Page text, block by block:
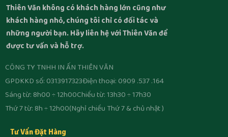
Thiên Văn không có khách hàng lớn cũng như
khách hàng nhỏ, chúng tôi chỉ có đối tác và
những người bạn. Hãy liên hệ với Thiên Văn để
được tư vấn và hỗ trợ.
CÔNG TY TNHH IN ẤN THIÊN VĂN
GPDKKD số: 0313917323Điện thoại: 0909 .537 .164
Sáng từ: 8h00 ÷ 12h00Chiều từ: 13h30 ÷ 17h30
Thứ 7 từ: 8h ÷ 12h00(Nghỉ chiều Thứ 7 & chủ nhật )
Tư Vấn Đặt Hàng